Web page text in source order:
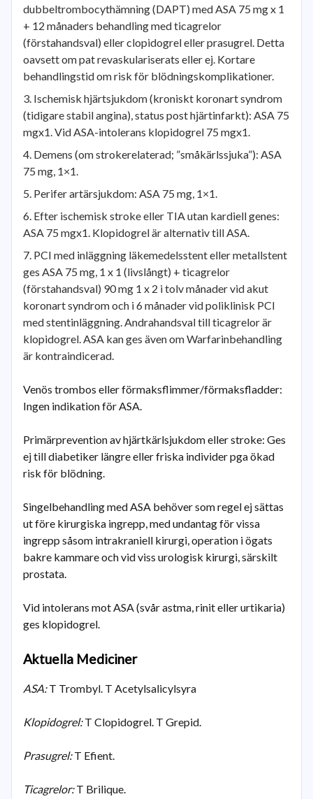
dubbeltrombocythämning (DAPT) med ASA 75 mg x 1
+ 12 månaders behandling med ticagrelor
(förstahandsval) eller clopidogrel eller prasugrel. Detta
oavsett om pat revaskulariserats eller ej. Kortare
behandlingstid om risk för blödningskomplikationer.
Ischemisk hjärtsjukdom (kroniskt koronart syndrom
(tidigare stabil angina), status post hjärtinfarkt): ASA 75
mgx1. Vid ASA-intolerans klopidogrel 75 mgx1.
Demens (om strokerelaterad; ”småkärlssjuka”): ASA
75 mg, 1×1.
Perifer artärsjukdom: ASA 75 mg, 1×1.
Efter ischemisk stroke eller TIA utan kardiell genes:
ASA 75 mgx1. Klopidogrel är alternativ till ASA.
PCI med inläggning läkemedelsstent eller metallstent
ges ASA 75 mg, 1 x 1 (livslångt) + ticagrelor
(förstahandsval) 90 mg 1 x 2 i tolv månader vid akut
koronart syndrom och i 6 månader vid poliklinisk PCI
med stentinläggning. Andrahandsval till ticagrelor är
klopidogrel. ASA kan ges även om Warfarinbehandling
är kontraindicerad.
Venös trombos eller förmaksflimmer/förmaksfladder:
Ingen indikation för ASA.
Primärprevention av hjärtkärlsjukdom eller stroke: Ges
ej till diabetiker längre eller friska individer pga ökad
risk för blödning.
Singelbehandling med ASA behöver som regel ej sättas
ut före kirurgiska ingrepp, med undantag för vissa
ingrepp såsom intrakraniell kirurgi, operation i ögats
bakre kammare och vid viss urologisk kirurgi, särskilt
prostata.
Vid intolerans mot ASA (svår astma, rinit eller urtikaria)
ges klopidogrel.
Aktuella Mediciner
ASA:T Trombyl. T Acetylsalicylsyra
Klopidogrel:T Clopidogrel. T Grepid.
Prasugrel:T Efient.
Ticagrelor:T Brilique.